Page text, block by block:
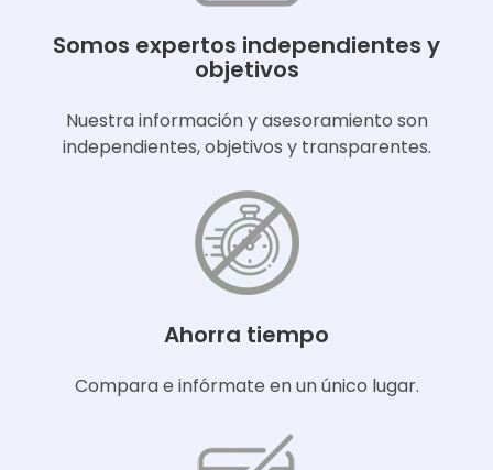
Somos expertos independientes y
objetivos
Nuestra información y asesoramiento son
independientes, objetivos y transparentes.
Ahorra tiempo
Compara e infórmate en un único lugar.